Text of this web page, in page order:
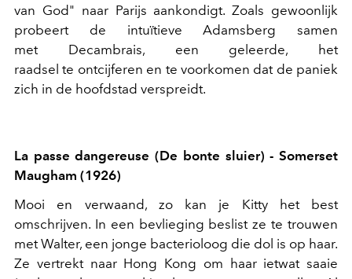
van God" naar Parijs aankondigt. Zoals gewoonlijk
probeert de intuïtieve Adamsberg samen
met Decambrais, een geleerde, het
raadsel te ontcijferen en te voorkomen dat de paniek
zich in de hoofdstad verspreidt.
La passe dangereuse (De bonte sluier) - Somerset
Maugham (1926)
Mooi en verwaand, zo kan je Kitty het best
omschrijven. In een bevlieging beslist ze te trouwen
met Walter, een jonge bacterioloog die dol is op haar.
Ze vertrekt naar Hong Kong om haar ietwat saaie